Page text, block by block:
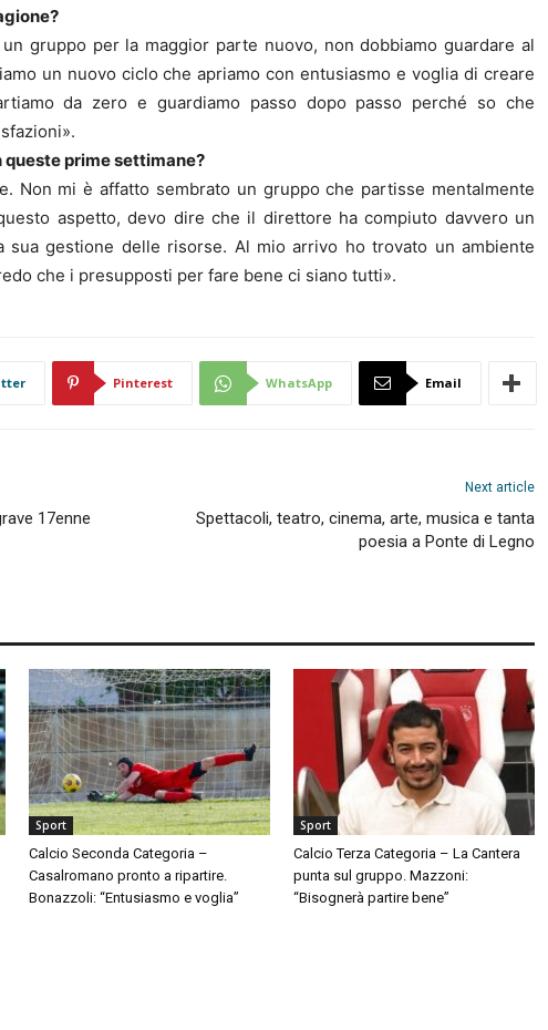
gruppo per la maggior parte nuovo, non dobbiamo guardare al
un nuovo ciclo che apriamo con entusiasmo e voglia di creare
da zero e guardiamo passo dopo passo perché so che
queste prime settimane?
Non mi è affatto sembrato un gruppo che partisse mentalmente
aspetto, devo dire che il direttore ha compiuto davvero un
sua gestione delle risorse. Al mio arrivo ho trovato un ambiente
che i presupposti per fare bene ci siano tutti».
Pinterest WhatsApp Email
17enne
Next article
Spettacoli, teatro, cinema, arte, musica e tanta
poesia a Ponte di Legno
Sport
Calcio Seconda Categoria –
Casalromano pronto a ripartire.
Bonazzoli: “Entusiasmo e voglia”
Sport
Calcio Terza Categoria – La Cantera
punta sul gruppo. Mazzoni:
“Bisognerà partire bene”